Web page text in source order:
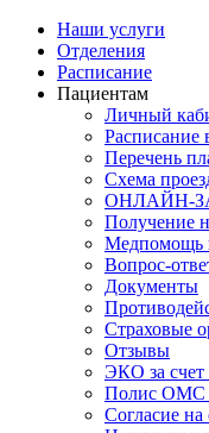
Наши услуги
Отделения
Расписание
Пациентам
Личный
Расписание
Перечень
Схема
ОНЛАЙН-
Получение
Медпомощь
Вопрос-
Документы
Страховые
Отзывы
ЭКО за
Полис ОМС -
Согласие